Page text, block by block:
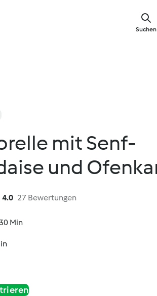
Suchen
mit Senf-
und
4.0 27 Bewertungen
Min